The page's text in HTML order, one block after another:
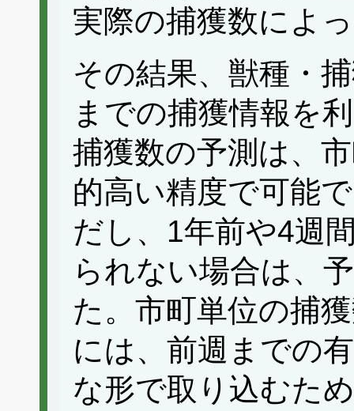
実際の捕獲数によ
その結果、獣種・
までの捕獲情報を
捕獲数の予測は、
的高い精度で可能
だし、1年前や4週
られない場合は、
た。市町単位の捕
には、前週までの
な形で取り込むた